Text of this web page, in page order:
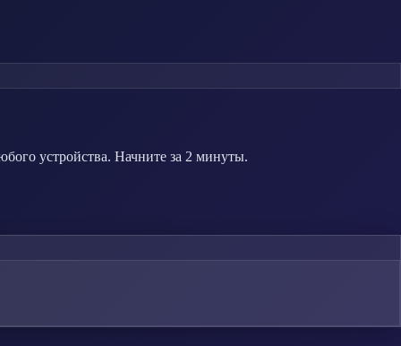
устройства. Начните за 2 минуты.